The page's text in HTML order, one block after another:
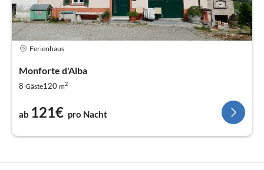
Ferienhaus
Monforte d'Alba
8 Gäste120 m2
ab 121€ pro Nacht